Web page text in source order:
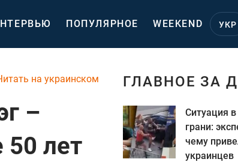
ПОПУЛЯРНОЕ WEEKEND УКР
на украинском
–
лет
ГЛАВНОЕ ЗА
Ситуация
грани:
чему
украинцев